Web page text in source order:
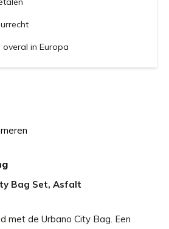
overal in Europa
Bag Set, Asfalt
met de Urbano City Bag. Een